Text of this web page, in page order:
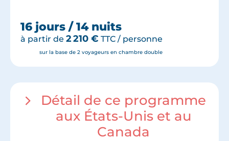
16 jours / 14 nuits
à partir de 2 210 € TTC / personne
sur la base de 2 voyageurs en chambre double
Détail de ce programme
aux États-Unis et au
Canada